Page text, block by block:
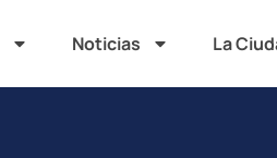
Noticias La